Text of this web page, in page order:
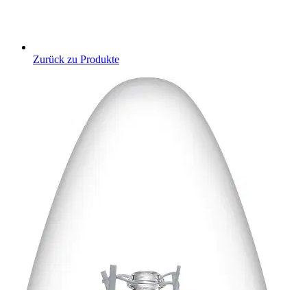
Zurück zu Produkte